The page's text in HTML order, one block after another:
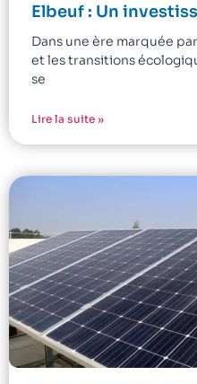
Elbeuf : Un
Dans une ère marquée
et les transitions
se
Lire la suite »